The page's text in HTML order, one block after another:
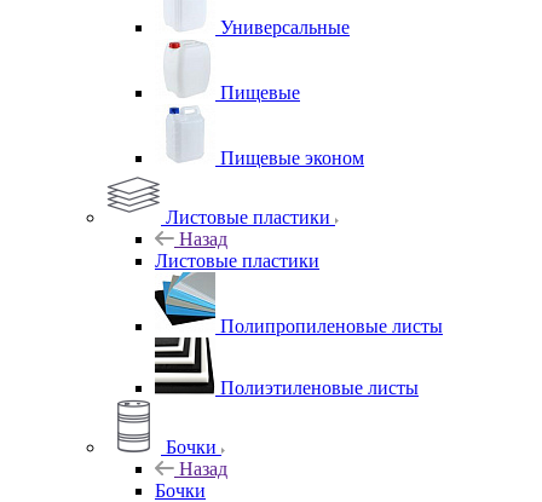
Универсальные
Пищевые
Пищевые эконом
Листовые пластики
Назад
Листовые пластики
Полипропиленовые листы
Полиэтиленовые листы
Бочки
Назад
Бочки